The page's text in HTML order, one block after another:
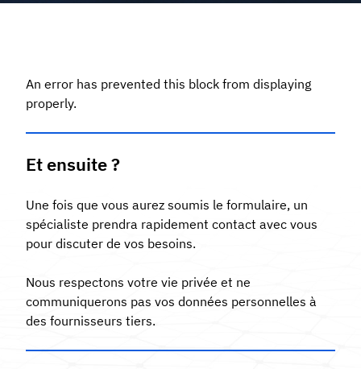
An error has prevented this block from displaying
properly.
Et ensuite ?
Une fois que vous aurez soumis le formulaire, un
spécialiste prendra rapidement contact avec vous
pour discuter de vos besoins.
Nous respectons votre vie privée et ne
communiquerons pas vos données personnelles à
des fournisseurs tiers.